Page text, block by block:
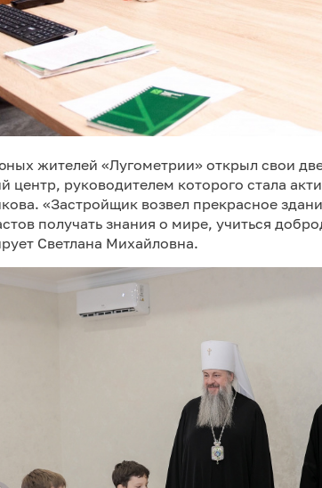
жителей «Лугометрии» открыл свои
центр, руководителем которого стала
«Застройщик возвел прекрасное
получать знания о мире, учиться
Светлана Михайловна.